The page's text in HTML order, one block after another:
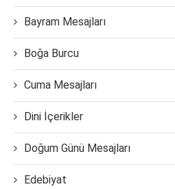
Bayram Mesajları
Boğa Burcu
Cuma Mesajları
Dini İçerikler
Doğum Günü Mesajları
Edebiyat